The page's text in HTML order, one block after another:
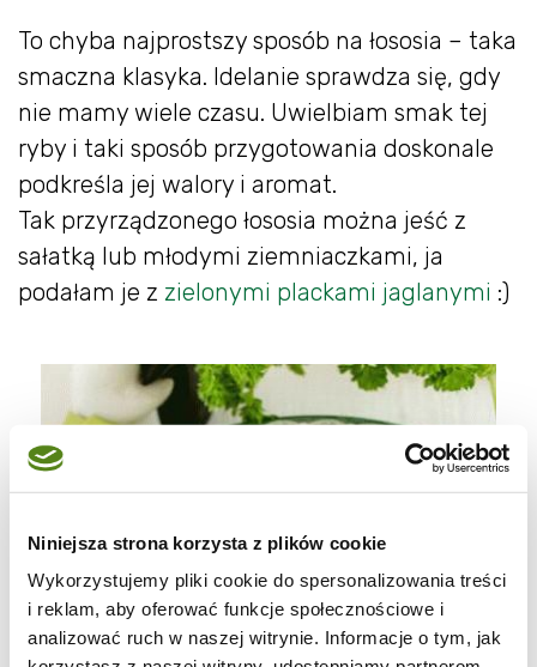
Niniejsza strona korzysta z plików cookie
Wykorzystujemy pliki cookie do spersonalizowania treści
i reklam, aby oferować funkcje społecznościowe i
analizować ruch w naszej witrynie. Informacje o tym, jak
To chyba najprostszy sposób na łososia – taka
smaczna klasyka. Idelanie sprawdza się, gdy
nie mamy wiele czasu. Uwielbiam smak tej
ryby i taki sposób przygotowania doskonale
podkreśla jej walory i aromat.
Tak przyrządzonego łososia można jeść z
sałatką lub młodymi ziemniaczkami, ja
podałam je z zielonymi plackami jaglanymi :)